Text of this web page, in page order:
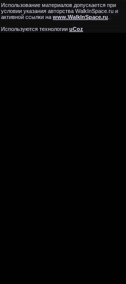
Использование материалов допускается при
условии указания авторства WalkInSpace.ru и
активной ссылки наwww.WalkInSpace.ru.
Используются технологииuCoz